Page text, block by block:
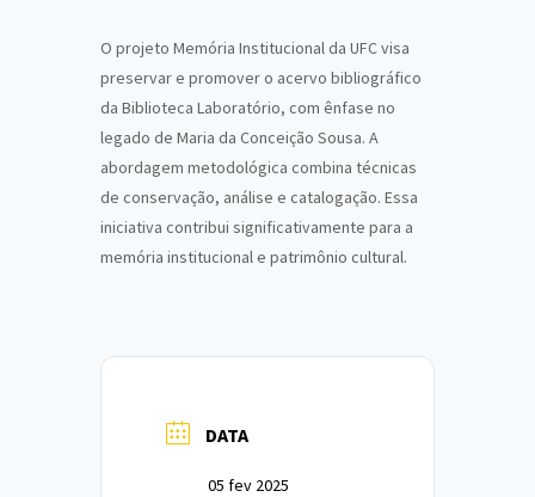
O projeto Memória Institucional da UFC visa
preservar e promover o acervo bibliográfico
da Biblioteca Laboratório, com ênfase no
legado de Maria da Conceição Sousa. A
abordagem metodológica combina técnicas
de conservação, análise e catalogação. Essa
iniciativa contribui significativamente para a
memória institucional e patrimônio cultural.
DATA
05 fev 2025